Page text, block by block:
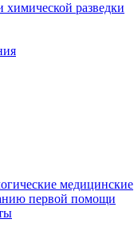
разведки
медицинские
первой помощи